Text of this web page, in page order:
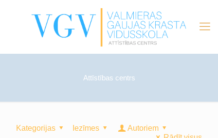
Attīstības centrs
Kategorijas Iezīmes
Autoriem